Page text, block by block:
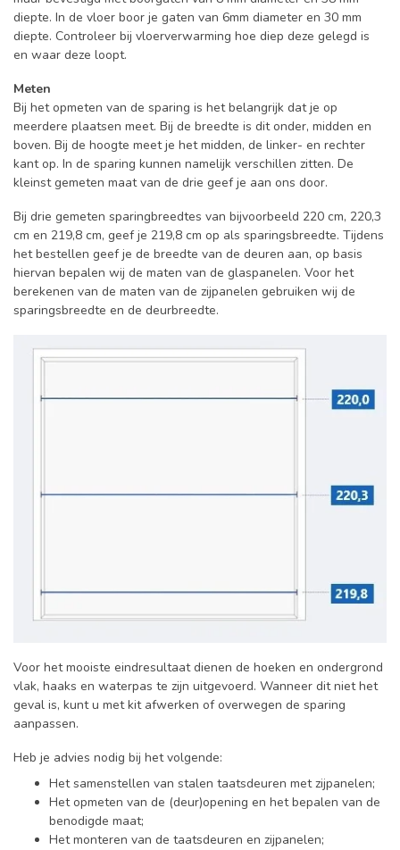
diepte. In de vloer boor je gaten van 6mm diameter en 30 mm
diepte. Controleer bij vloerverwarming hoe diep deze gelegd is
en waar deze loopt.
Meten
Bij het opmeten van de sparing is het belangrijk dat je op
meerdere plaatsen meet. Bij de breedte is dit onder, midden en
boven. Bij de hoogte meet je het midden, de linker- en rechter
kant op. In de sparing kunnen namelijk verschillen zitten. De
kleinst gemeten maat van de drie geef je aan ons door.
Bij drie gemeten sparingbreedtes van bijvoorbeeld 220 cm, 220,3
cm en 219,8 cm, geef je 219,8 cm op als sparingsbreedte. Tijdens
het bestellen geef je de breedte van de deuren aan, op basis
hiervan bepalen wij de maten van de glaspanelen. Voor het
berekenen van de maten van de zijpanelen gebruiken wij de
sparingsbreedte en de deurbreedte.
Voor het mooiste eindresultaat dienen de hoeken en ondergrond
vlak, haaks en waterpas te zijn uitgevoerd. Wanneer dit niet het
geval is, kunt u met kit afwerken of overwegen de sparing
aanpassen.
Heb je advies nodig bij het volgende:
Het samenstellen van stalen taatsdeuren met zijpanelen;
Het opmeten van de (deur)opening en het bepalen van de
benodigde maat;
Het monteren van de taatsdeuren en zijpanelen;